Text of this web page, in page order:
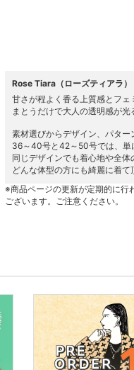
Rose Tiara（ローズティアラ）
甘さが程よく香る上質感とフェ
まとうだけで大人の透明感が
素材選びからデザイン、パター
36～40号と42～50号では、単
同じデザインでも着心地や全
どんな体型の方にも綺麗に着て
※商品ページの更新が定期的に行
ございます。ご注意ください。